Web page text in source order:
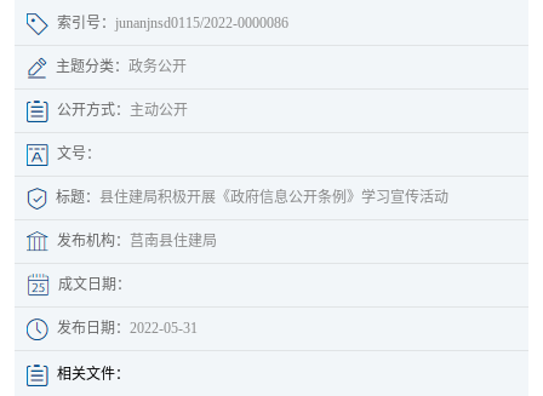
索引号： junanjnsd0115/2022-0000086
主题分类： 政务公开
公开方式： 主动公开
文号：
标题： 县住建局积极开展《政府信息公开条例》学习宣传活动
发布机构： 莒南县住建局
成文日期：
发布日期： 2022-05-31
相关文件：